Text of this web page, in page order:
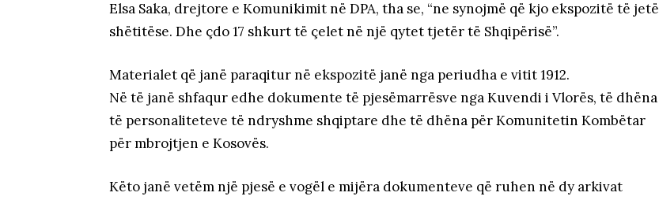
Elsa Saka, drejtore e Komunikimit në DPA, tha se, “ne synojmë që kjo ekspozitë të jetë
shëtitëse. Dhe çdo 17 shkurt të çelet në një qytet tjetër të Shqipërisë”.
Materialet që janë paraqitur në ekspozitë janë nga periudha e vitit 1912.
Në të janë shfaqur edhe dokumente të pjesëmarrësve nga Kuvendi i Vlorës, të dhëna
të personaliteteve të ndryshme shqiptare dhe të dhëna për Komunitetin Kombëtar
për mbrojtjen e Kosovës.
Këto janë vetëm një pjesë e vogël e mijëra dokumenteve që ruhen në dy arkivat